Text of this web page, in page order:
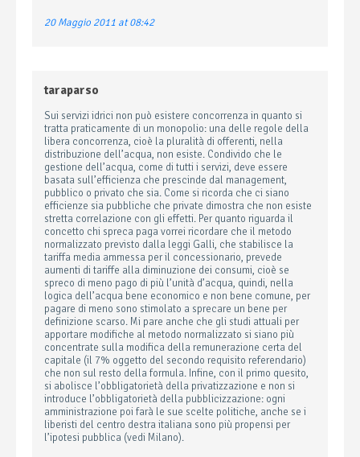
20 Maggio 2011 at 08:42
taraparso
Sui servizi idrici non può esistere concorrenza in quanto si
tratta praticamente di un monopolio: una delle regole della
libera concorrenza, cioè la pluralità di offerenti, nella
distribuzione dell’acqua, non esiste. Condivido che le
gestione dell’acqua, come di tutti i servizi, deve essere
basata sull’efficienza che prescinde dal management,
pubblico o privato che sia. Come si ricorda che ci siano
efficienze sia pubbliche che private dimostra che non esiste
stretta correlazione con gli effetti. Per quanto riguarda il
concetto chi spreca paga vorrei ricordare che il metodo
normalizzato previsto dalla leggi Galli, che stabilisce la
tariffa media ammessa per il concessionario, prevede
aumenti di tariffe alla diminuzione dei consumi, cioè se
spreco di meno pago di più l’unità d’acqua, quindi, nella
logica dell’acqua bene economico e non bene comune, per
pagare di meno sono stimolato a sprecare un bene per
definizione scarso. Mi pare anche che gli studi attuali per
apportare modifiche al metodo normalizzato si siano più
concentrate sulla modifica della remunerazione certa del
capitale (il 7% oggetto del secondo requisito referendario)
che non sul resto della formula. Infine, con il primo quesito,
si abolisce l’obbligatorietà della privatizzazione e non si
introduce l’obbligatorietà della pubblicizzazione: ogni
amministrazione poi farà le sue scelte politiche, anche se i
liberisti del centro destra italiana sono più propensi per
l’ipotesi pubblica (vedi Milano).